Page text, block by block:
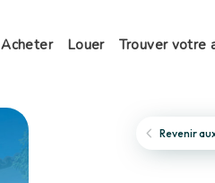
Acheter Louer Trouver votre
Revenir